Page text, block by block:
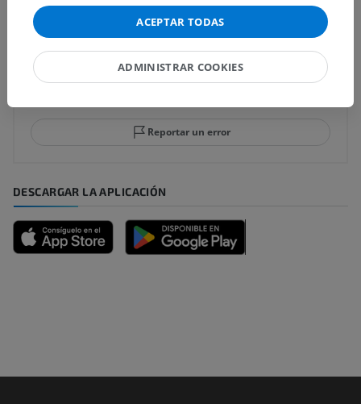
¿Ha detectado un error?
No dude en sugerir una corrección, traducción o
Reportar un error
DESCARGAR LA APLICACIÓN
ACEPTAR TODAS
ADMINISTRAR COOKIES